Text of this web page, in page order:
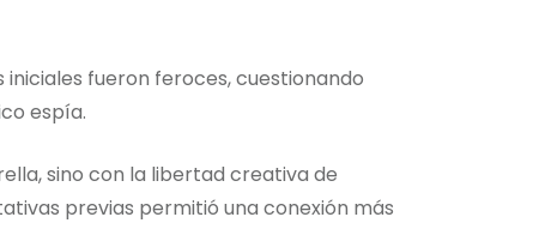
iniciales fueron feroces, cuestionando
espía.
sino con la libertad creativa de
previas permitió una conexión más